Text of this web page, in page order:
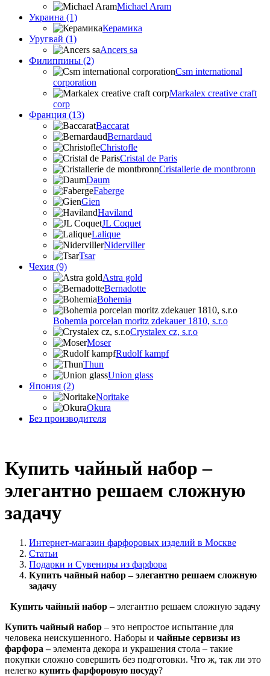
Michael Aram
Украина (1)
Керамика
Уругвай (1)
Ancers sa
Филиппины (2)
Csm international
corporation
Markalex creative craft
corp
Франция (13)
Baccarat
Bernardaud
Christofle
Cristal de Paris
Cristallerie de montbronn
Daum
Faberge
Gien
Haviland
JL Coquet
Lalique
Niderviller
Tsar
Чехия (9)
Astra gold
Bernadotte
Bohemia
Bohemia porcelan moritz zdekauer 1810, s.r.o
Crystalex cz, s.r.o
Moser
Rudolf kampf
Thun
Union glass
Япония (2)
Noritake
Okura
Без производителя
Купить чайный набор –
элегантно решаем сложную
задачу
Интернет-магазин фарфоровых изделий в Москве
Статьи
Подарки и Сувениры из фарфора
Купить чайный набор – элегантно решаем сложную
задачу
Купить чайный набор– элегантно решаем сложную задачу
Купить чайный набор – это непростое испытание для
человека неискушенного. Наборы и чайные сервизы из
фарфора –элемента декора и украшения стола – такие
покупки сложно совершить без подготовки. Что ж, так ли это
нелегко купить фарфоровую посуду?